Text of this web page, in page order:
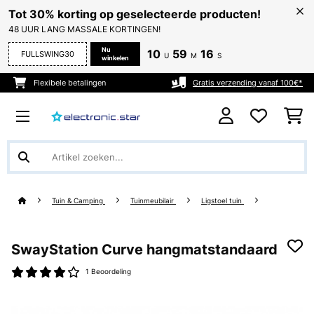
Tot 30% korting op geselecteerde producten!
48 UUR LANG MASSALE KORTINGEN!
FULLSWING30
Nu
winkelen
10 U 59 M 15 S
Flexibele betalingen Gratis verzending vanaf 100€*
Tuin & Camping Tuinmeubilair Ligstoel tuin
SwayStation Curve hangmatstandaard
1 Beoordeling